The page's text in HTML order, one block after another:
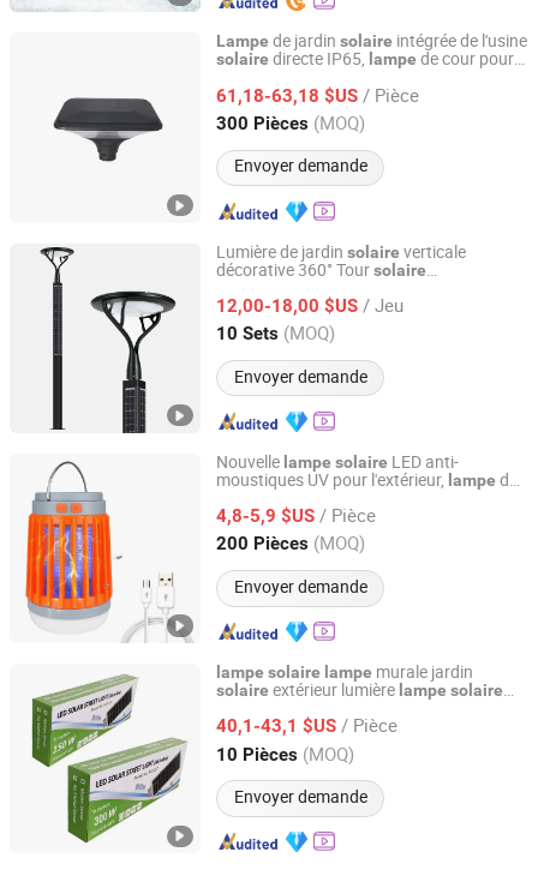
Lampe de jardin solaire intégrée de l'usine
solaire directe IP65, lampe de cour pour
61,18-63,18 $US / Pièce
300 Pièces (MOQ)
Envoyer demande
Jiaxing Jan-Yo Trade Company Ltd
Zhejiang, China Depuis 2025
Lumière de jardin solaire verticale
décorative 360° Toursolaire
5m 6mLampe de jardin LED
12,00-18,00 $US / Jeu
10 Sets (MOQ)
Envoyer demande
Zhongshan Xuyi Lighting Co., Ltd.
Guangdong, China Depuis 2026
Nouvelle lampe solaire LED anti-
moustiques UV pour l'extérieur, lampe de
4,8-5,9 $US / Pièce
200 Pièces (MOQ)
Envoyer demande
Ningbo Eto Outdoor Supplies Co., Ltd.
Zhejiang, China Depuis 2019
lampe solaire lampe murale jardin
solaire extérieur lumière lampe solaire
40,1-43,1 $US / Pièce
10 Pièces (MOQ)
Envoyer demande
Shenzhen Focus Lighting Co., Ltd.
Guangdong, China Depuis 2018